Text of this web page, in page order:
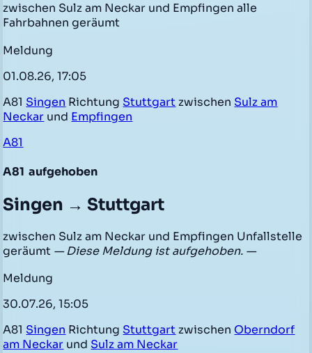
zwischen Sulz am Neckar und Empfingen alle
Fahrbahnen geräumt
Meldung
01.08.26, 17:05
A81 Singen Richtung Stuttgart zwischen Sulz am
Neckar und Empfingen
A81
A81 aufgehoben
Singen → Stuttgart
zwischen Sulz am Neckar und Empfingen Unfallstelle
geräumt — Diese Meldung ist aufgehoben. —
Meldung
30.07.26, 15:05
A81 Singen Richtung Stuttgart zwischen Oberndorf
am Neckar und Sulz am Neckar